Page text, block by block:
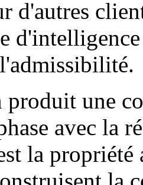
d'autres
une
avec la
la